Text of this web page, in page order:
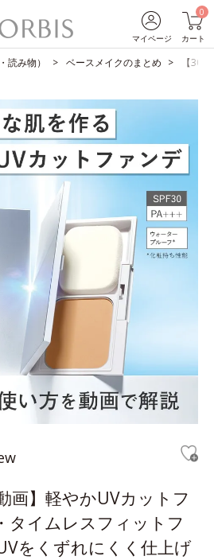
マイページ
0
カート
読み物） ベースメイクのまとめ 【30
画】軽やかUVカットフ
タイムレスフィットフ
をくずれにくく仕上げ